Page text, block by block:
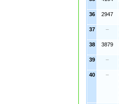
36 2947
37 –
38
3879
39 –
40
–